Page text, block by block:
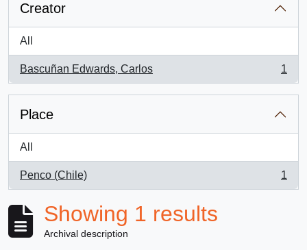
Creator
All
Bascuñan Edwards, Carlos
, 1 results
1
Place
All
Penco (Chile)
, 1 results
1
Showing 1 results
Archival description